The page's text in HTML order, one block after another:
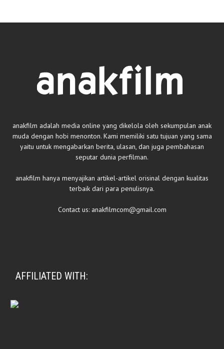
anakfilm adalah media online yang dikelola oleh sekumpulan anak
muda dengan hobi menonton. Kami memiliki satu tujuan yang sama
yaitu untuk mengabarkan berita, ulasan, dan juga pembahasan
seputar dunia perfilman.
anakfilm hanya menyajikan artikel-artikel orisinal dengan kualitas
terbaik dari para penulisnya.
Contact us: anakfilmcom@gmail.com
AFFILIATED WITH: